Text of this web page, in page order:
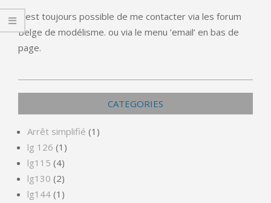
Il est toujours possible de me contacter via les forum
Belge de modélisme. ou via le menu ’email’ en bas de
page.
CATEGORIES
Arrêt simplifié (1)
lg 126 (1)
lg115 (4)
lg130 (2)
lg144 (1)